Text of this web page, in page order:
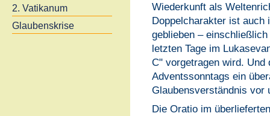
2. Vatikanum
Glaubenskrise
Wiederkunft als
Doppelcharakter ist auch
geblieben –
letzten Tage im
C" vorgetragen wird.
Adventssonntags ein
Glaubensverständnis vor
Die Oratio im